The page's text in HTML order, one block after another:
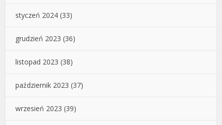
styczeń 2024 (33)
grudzień 2023 (36)
listopad 2023 (38)
październik 2023 (37)
wrzesień 2023 (39)